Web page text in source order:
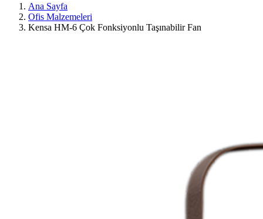
Ana Sayfa
Ofis Malzemeleri
Kensa HM-6 Çok Fonksiyonlu Taşınabilir Fan